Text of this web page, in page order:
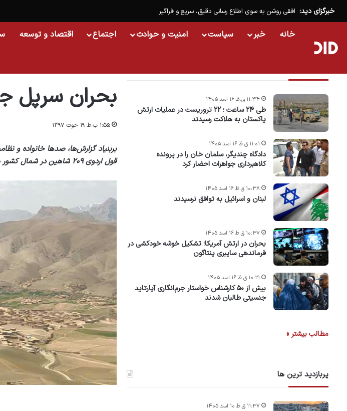
خبرگزای دید: افقی روشن به سوی اطلاع رسانی دقیق، سریع و فراگیر
خانه خبر سیاست امنیت و حوادث اجتماع اقتصاد و توسعه
بحران سرپل
۱:۵۵ ب.ظ ۱۹ حوت ۱۳۹۷
بربنیاد گزارش‏‌ها، صد‏ها خانواده و
قول اردوی ۲۰۹ شاهین در شمال کشور می‏‌گوید که نیرو‏های کمکی برای نجات خانواده‌‏ها و نیروهای محلی فرستاده شده است.
طی ۲۴ ساعت ؛ ۲۲ تروریست در عملیات ارتش
پاکستان به هلاکت رسیدند
۱۱:۳۴ ق.ظ ۱۶ اسد ۱۴۰۵
دادگاه چندیگر، سلمان خان را در پرونده
کلاهبرداری جواهرات احضار کرد
۱۱:۰۱ ق.ظ ۱۶ اسد ۱۴۰۵
لبنان و اسرائیل به توافق نرسیدند
۱۰:۳۸ ق.ظ ۱۶ اسد ۱۴۰۵
بحران در ارتش آمریکا؛ تشکیل خوشه خودکشی در
فرماندهی سایبری پنتاگون
۱۰:۳۷ ق.ظ ۱۶ اسد ۱۴۰۵
بیش از ۵۰ کارشناس خواستار جرم‌انگاری آپارتاید
جنسیتی طالبان شدند
۱۰:۲۱ ق.ظ ۱۶ اسد ۱۴۰۵
مطالب بیشتر »
پربازدید ترین ها
۱۱:۳۷ ق.ظ ۱۰ اسد ۱۴۰۵